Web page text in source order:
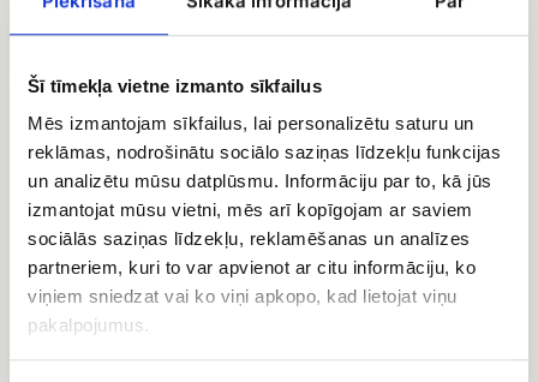
Šī tīmekļa vietne izmanto sīkfailus
Mēs izmantojam sīkfailus, lai personalizētu saturu un
reklāmas, nodrošinātu sociālo saziņas līdzekļu funkcijas
un analizētu mūsu datplūsmu. Informāciju par to, kā jūs
izmantojat mūsu vietni, mēs arī kopīgojam ar saviem
sociālās saziņas līdzekļu, reklamēšanas un analīzes
partneriem, kuri to var apvienot ar citu informāciju, ko
viņiem sniedzat vai ko viņi apkopo, kad lietojat viņu
pakalpojumus.
EUR 24.90
Augļu
grozs
Konfektes
Merci
Konfektes Merci